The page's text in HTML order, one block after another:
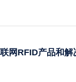
联网RFID产品